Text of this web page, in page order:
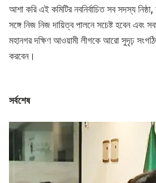
আশা করি এই কমিটির নবনির্বাচিত সব সদস্য
সঙ্গে নিজ নিজ দায়িত্ব পালনে সচেষ্ট হবেন এবং
মহানগর দক্ষিণ আওয়ামী লীগকে আরো সুদৃঢ়
করবেন।
সর্বশেষ